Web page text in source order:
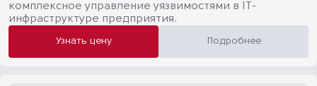
комплексное управление уязвимостями в IT-
инфраструктуре предприятия.
Узнать цену Подробнее